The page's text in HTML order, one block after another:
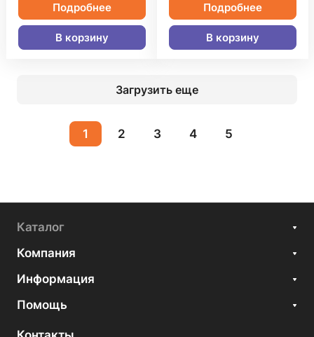
Подробнее
В корзину
Подробнее
В корзину
Загрузить еще
1 2 3 4 5
Каталог
Компания
Информация
Помощь